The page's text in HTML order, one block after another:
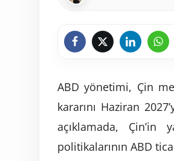
ABD yönetimi, Çin
kararını Haziran
açıklamada,
politikalarının ABD